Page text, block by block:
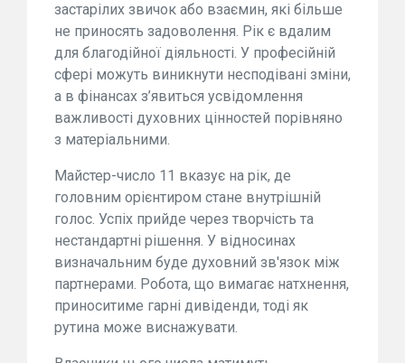
застарілих звичок або взаємин, які більше
не приносять задоволення. Рік є вдалим
для благодійної діяльності. У професійній
сфері можуть виникнути несподівані зміни,
а в фінансах з’явиться усвідомлення
важливості духовних цінностей порівняно
з матеріальними.
Майстер-число 11 вказує на рік, де
головним орієнтиром стане внутрішній
голос. Успіх прийде через творчість та
нестандартні рішення. У відносинах
визначальним буде духовний зв'язок між
партнерами. Робота, що вимагає натхнення,
приноситиме гарні дивіденди, тоді як
рутина може виснажувати.